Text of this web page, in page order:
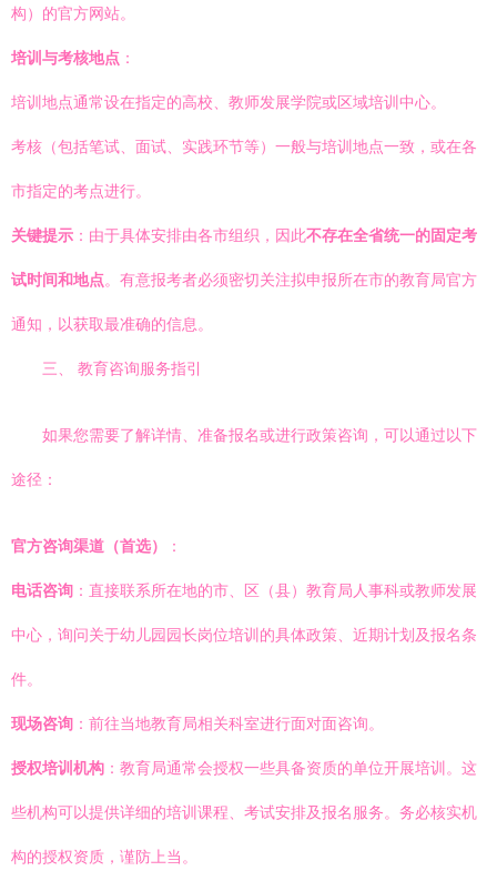
构）的官方网站。
培训与考核地点 ：
培训地点通常设在指定的高校、教师发展学院或区域培训中心。
考核（包括笔试、面试、实践环节等）一般与培训地点一致，或在各
市指定的考点进行。
关键提示 ：由于具体安排由各市组织，因此不存在全省统一的固定考
试时间和地点。有意报考者必须密切关注拟申报所在市的教育局官方
通知，以获取最准确的信息。
三、 教育咨询服务指引
如果您需要了解详情、准备报名或进行政策咨询，可以通过以下
途径：
官方咨询渠道（首选） ：
电话咨询 ：直接联系所在地的市、区（县）教育局人事科或教师发展
中心，询问关于幼儿园园长岗位培训的具体政策、近期计划及报名条
件。
现场咨询 ：前往当地教育局相关科室进行面对面咨询。
授权培训机构 ：教育局通常会授权一些具备资质的单位开展培训。这
些机构可以提供详细的培训课程、考试安排及报名服务。务必核实机
构的授权资质，谨防上当。